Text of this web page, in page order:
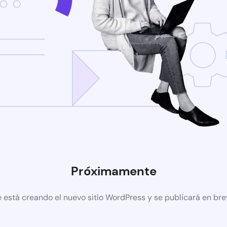
Próximamente
está creando el nuevo sitio WordPress y se publicará en